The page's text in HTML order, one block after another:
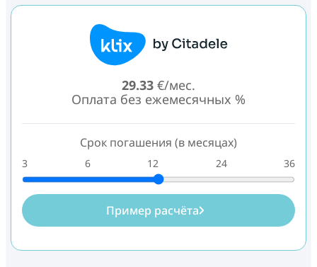
29.33 €/мес.
Оплата без ежемесячных %
Срок погашения (в месяцах)
3 6 12 24 36
Пример расчёта